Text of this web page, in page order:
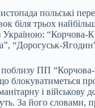
польські
біля трьох
Україною: “Корчова-
“Дорогуськ-
поблизу ПП
блокуватиметься
і військову
За його словами,